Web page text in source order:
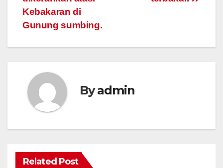
Kebakaran di
Gunung sumbing.
Byadmin
Related Post